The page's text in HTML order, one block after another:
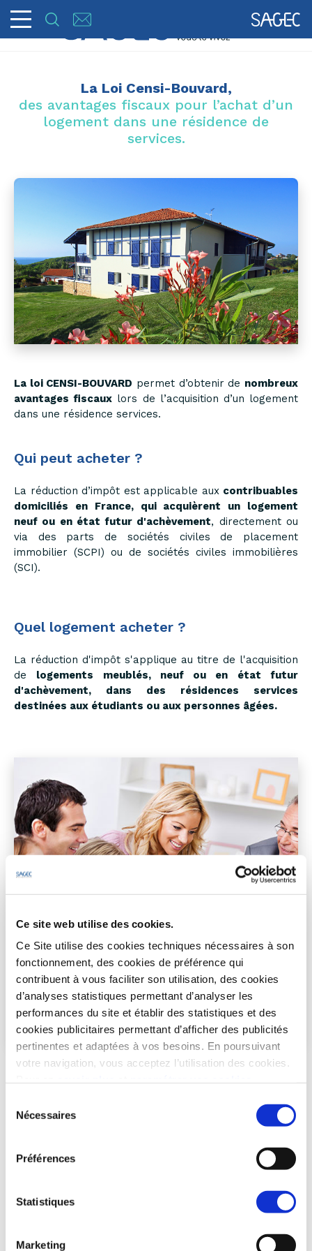
Ce site web utilise des cookies.
Ce Site utilise des cookies techniques nécessaires à son
fonctionnement, des cookies de préférence qui
contribuent à vous faciliter son utilisation, des cookies
d’analyses statistiques permettant d’analyser les
performances du site et établir des statistiques et des
cookies publicitaires permettant d’afficher des publicités
pertinentes et adaptées à vos besoins. En poursuivant
votre navigation, vous acceptez l’utilisation des cookies.
Nécessaires
Préférences
Statistiques
Marketing
La Loi Censi-Bouvard,
des avantages fiscaux pour l’achat d’un
logement dans une résidence de
services.
La loi CENSI-BOUVARD permet d’obtenir de nombreux
avantages fiscaux lors de l’acquisition d’un logement
dans une résidence services.
Qui peut acheter ?
La réduction d’impôt est applicable aux contribuables
domiciliés en France, qui acquièrent un logement
neuf ou en état futur d'achèvement, directement ou
via des parts de sociétés civiles de placement
immobilier (SCPI) ou de sociétés civiles immobilières
(SCI).
Quel logement acheter ?
La réduction d'impôt s'applique au titre de l'acquisition
de logements meublés, neuf ou en état futur
d'achèvement, dans des résidences services
destinées aux étudiants ou aux personnes âgées.
Les logements doivent être loués meublés et par
bail commercial à l'exploitant de la résidence pour
engagements de location entraîne la perte du bénéfice
Il n’existe pas de zonage de prix des loyers, ni de
le bénéficiaire du dispositif de